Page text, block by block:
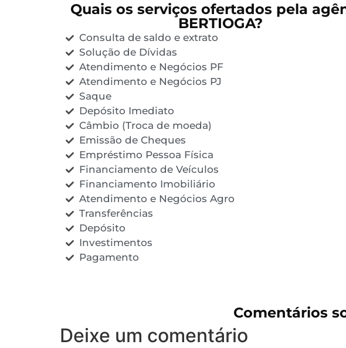
Quais os serviços ofertados pela
BERTIOGA?
Consulta de saldo e extrato
Solução de Dívidas
Atendimento e Negócios PF
Atendimento e Negócios PJ
Saque
Depósito Imediato
Câmbio (Troca de moeda)
Emissão de Cheques
Empréstimo Pessoa Física
Financiamento de Veículos
Financiamento Imobiliário
Atendimento e Negócios Agro
Transferências
Depósito
Investimentos
Pagamento
Comentários
Deixe um comentário